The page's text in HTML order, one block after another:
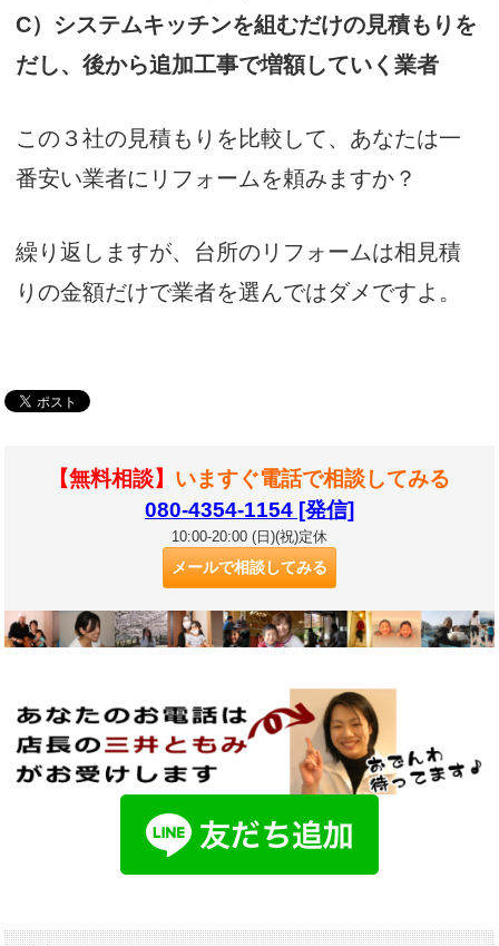
C）システムキッチンを組むだけの見積もりを
だし、後から追加工事で増額していく業者
この３社の見積もりを比較して、あなたは一
番安い業者にリフォームを頼みますか？
繰り返しますが、台所のリフォームは相見積
りの金額だけで業者を選んではダメですよ。
【無料相談】 いますぐ電話で相談してみる
080-4354-1154 [発信]
10:00-20:00 (日)(祝)定休
メールで相談してみる